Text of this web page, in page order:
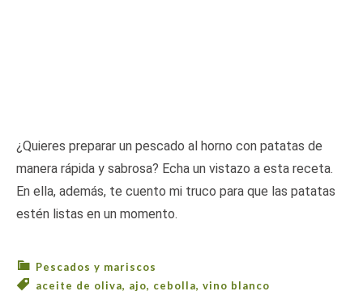
¿Quieres preparar un pescado al horno con patatas de
manera rápida y sabrosa? Echa un vistazo a esta receta.
En ella, además, te cuento mi truco para que las patatas
estén listas en un momento.
Pescados y mariscos
aceite de oliva, ajo, cebolla, vino blanco